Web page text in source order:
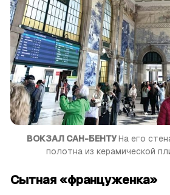
ВОКЗАЛ САН-БЕНТУ На его
полотна из керамической
Сытная «француженка»